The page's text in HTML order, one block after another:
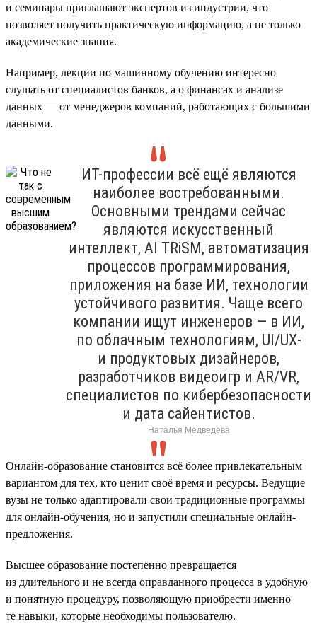
и семинары приглашают экспертов из индустрии, что
позволяет получить практическую информацию, а не только
академические знания.
Например, лекции по машинному обучению интересно
слушать от специалистов банков, а о финансах и анализе
данных — от менеджеров компаний, работающих с большими
данными.
ИТ-профессии всё ещё являются
наиболее востребованными.
Основными трендами сейчас
являются искусственный
интеллект, Al TRiSM, автоматизация
процессов программирования,
приложения на базе ИИ, технологии
устойчивого развития. Чаще всего
компании ищут инженеров — в ИИ,
по облачным технологиям, UI/UX-
и продуктовых дизайнеров,
разработчиков видеоигр и AR/VR,
специалистов по кибербезопасности
и дата сайентистов.
Наталья Медведева
Онлайн-образование становится всё более привлекательным
вариантом для тех, кто ценит своё время и ресурсы. Ведущие
вузы не только адаптировали свои традиционные программы
для онлайн-обучения, но и запустили специальные онлайн-
предложения.
Высшее образование постепенно превращается
из длительного и не всегда оправданного процесса в удобную
и понятную процедуру, позволяющую приобрести именно
те навыки, которые необходимы пользователю.